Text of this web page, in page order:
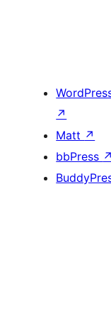
↗
Matt ↗
bbPress ↗